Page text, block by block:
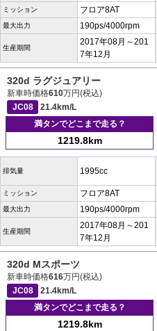
ミッション フロア8AT
最大出力 190ps/4000rpm
生産期間
2017年08月～201
7年12月
320d ラグジュアリー
新車時価格610万円(税込)
JC08
21.4km/L
満タンでどこまで走る？
1219.8km
排気量 1995cc
ミッション フロア8AT
最大出力 190ps/4000rpm
生産期間
2017年08月～201
7年12月
320d Mスポーツ
新車時価格616万円(税込)
JC08
21.4km/L
満タンでどこまで走る？
1219.8km